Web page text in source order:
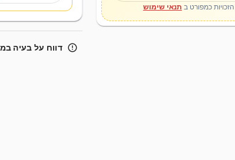
כמפורט ב תנאי שימוש
error_outline דווח על בעיה